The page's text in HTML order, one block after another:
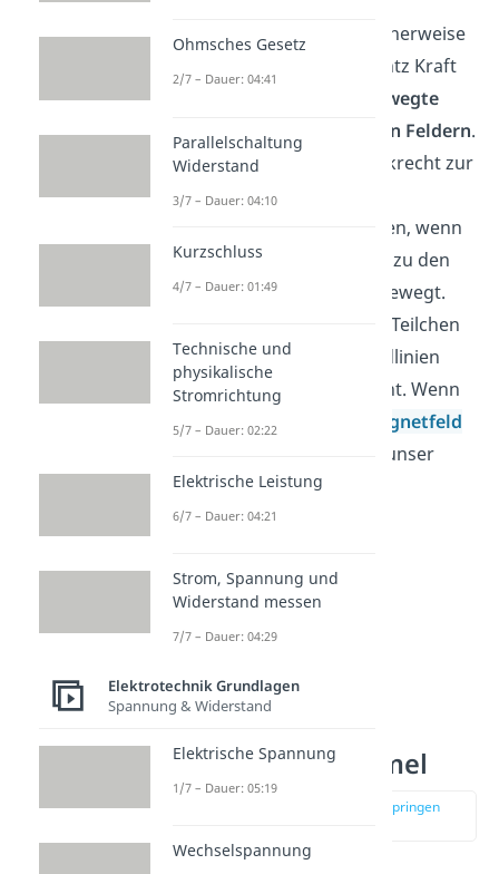
Die Lorentzkraft
(fälschlicherweise
oft Lorenzkraft oder Lorentz Kraft
bewegte
Ladungen
in magnetischen Feldern.
Sie wirkt dabei immer senkrecht zur
Bewegungsrichtung
ist am größten, wenn
sich die Ladung senkrecht zu den
magnetischen Feldlinien bewegt.
Bewegt sich das geladene Teilchen
parallel zu den Magnetfeldlinien
wirkt dieLorentzkraft
nicht. Wenn
du Fragen zum Thema
Magnetfeld
hast, kannst du dir gerne unser
Video dazu ansehen.
Lorentzkraft Formel
zur Stelle im Video springen
Ohmsches Gesetz
2/7 – Dauer: 04:41
Parallelschaltung
Widerstand
3/7 – Dauer: 04:10
Kurzschluss
4/7 – Dauer: 01:49
Technische und
physikalische
Stromrichtung
5/7 – Dauer: 02:22
Elektrische Leistung
6/7 – Dauer: 04:21
Strom, Spannung und
Widerstand messen
7/7 – Dauer: 04:29
Elektrotechnik Grundlagen
Spannung & Widerstand
Elektrische Spannung
1/7 – Dauer: 05:19
Wechselspannung